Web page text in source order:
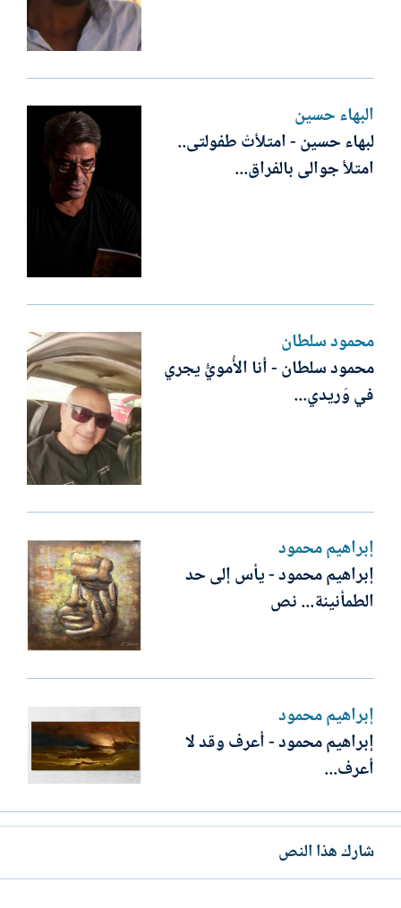
البهاء حسين
لبهاء حسين - امتلأتْ طفولتى..
امتلأ جوالى بالفراق...
محمود سلطان
محمود سلطان - أنا الأُمويُّ يجري
في وَريدي...
إبراهيم محمود
إبراهيم محمود - يأس إلى حد
الطمأنينة... نص
إبراهيم محمود
إبراهيم محمود - أعرف وقد لا
أعرف...
شارك هذا النص